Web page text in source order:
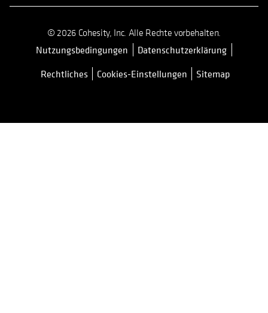
© 2026 Cohesity, Inc. Alle Rechte vorbehalten.
Nutzungsbedingungen wird in einer neuen Registerkarte
Datenschutzerklärung
Rechtliches
Cookies-Einstellungen Sitemap